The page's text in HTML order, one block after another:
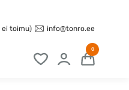
ei toimu) info@tonro.ee
0